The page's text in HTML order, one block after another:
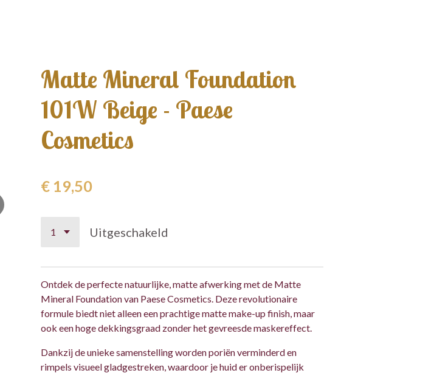
Matte Mineral Foundation
101W Beige - Paese
Cosmetics
€ 19,50
Uitgeschakeld
Ontdek de perfecte natuurlijke, matte afwerking met de Matte
Mineral Foundation van Paese Cosmetics. Deze revolutionaire
formule biedt niet alleen een prachtige matte make-up finish, maar
ook een hoge dekkingsgraad zonder het gevreesde maskereffect.
Dankzij de unieke samenstelling worden poriën verminderd en
rimpels visueel gladgestreken, waardoor je huid er onberispelijk